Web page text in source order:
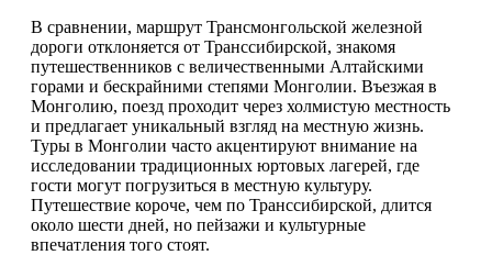
В сравнении, маршрут Трансмонгольской железной
дороги отклоняется от Транссибирской, знакомя
путешественников с величественными Алтайскими
горами и бескрайними степями Монголии. Въезжая в
Монголию, поезд проходит через холмистую местность
и предлагает уникальный взгляд на местную жизнь.
Туры в Монголии часто акцентируют внимание на
исследовании традиционных юртовых лагерей, где
гости могут погрузиться в местную культуру.
Путешествие короче, чем по Транссибирской, длится
около шести дней, но пейзажи и культурные
впечатления того стоят.